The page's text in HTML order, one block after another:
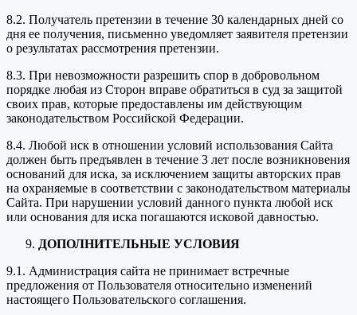
8.2. Получатель претензии в течение 30 календарных дней со
дня ее получения, письменно уведомляет заявителя претензии
о результатах рассмотрения претензии.
8.3. При невозможности разрешить спор в добровольном
порядке любая из Сторон вправе обратиться в суд за защитой
своих прав, которые предоставлены им действующим
законодательством Российской Федерации.
8.4. Любой иск в отношении условий использования Сайта
должен быть предъявлен в течение 3 лет после возникновения
оснований для иска, за исключением защиты авторских прав
на охраняемые в соответствии с законодательством материалы
Сайта. При нарушении условий данного пункта любой иск
или основания для иска погашаются исковой давностью.
ДОПОЛНИТЕЛЬНЫЕ УСЛОВИЯ
9.1. Администрация сайта не принимает встречные
предложения от Пользователя относительно изменений
настоящего Пользовательского соглашения.